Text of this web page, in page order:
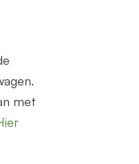
met